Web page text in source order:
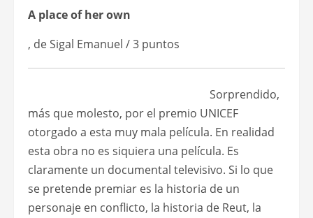
A place of her own
, de Sigal Emanuel / 3 puntos
Sorprendido,
más que molesto, por el premio UNICEF
otorgado a esta muy mala película. En realidad
esta obra no es siquiera una película. Es
claramente un documental televisivo. Si lo que
se pretende premiar es la historia de un
personaje en conflicto, la historia de Reut, la